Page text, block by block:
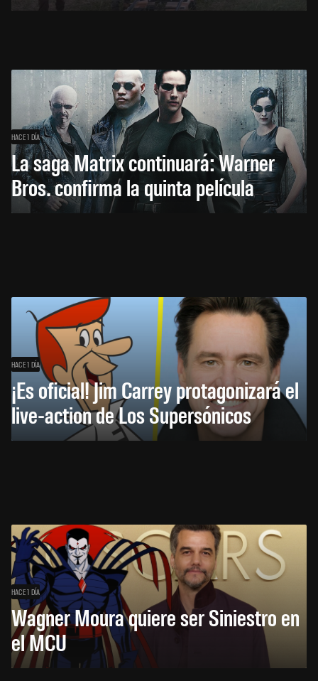
HACE 1 DÍA
La saga Matrix continuará: Warner
Bros. confirma la quinta película
HACE 1 DÍA
¡Es oficial! Jim Carrey protagonizará el
live-action de Los Supersónicos
HACE 1 DÍA
Wagner Moura quiere ser Siniestro en
el MCU